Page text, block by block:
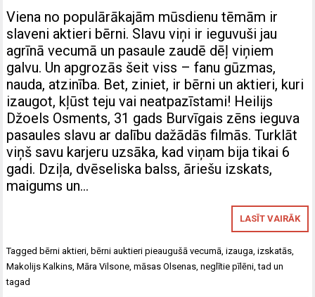
Viena no populārākajām mūsdienu tēmām ir
slaveni aktieri bērni. Slavu viņi ir ieguvuši jau
agrīnā vecumā un pasaule zaudē dēļ viņiem
galvu. Un apgrozās šeit viss – fanu gūzmas,
nauda, atzinība. Bet, ziniet, ir bērni un aktieri, kuri
izaugot, kļūst teju vai neatpazīstami! Heilijs
Džoels Osments, 31 gads Burvīgais zēns ieguva
pasaules slavu ar dalību dažādās filmās. Turklāt
viņš savu karjeru uzsāka, kad viņam bija tikai 6
gadi. Dziļa, dvēseliska balss, āriešu izskats,
maigums un…
LASĪT VAIRĀK
Taggedbērni aktieri ,bērni auktieri pieaugušā vecumā ,izauga ,izskatās
Makolijs Kalkins ,Māra Vilsone ,māsas Olsenas ,neglītie pīlēni ,tad un
tagad